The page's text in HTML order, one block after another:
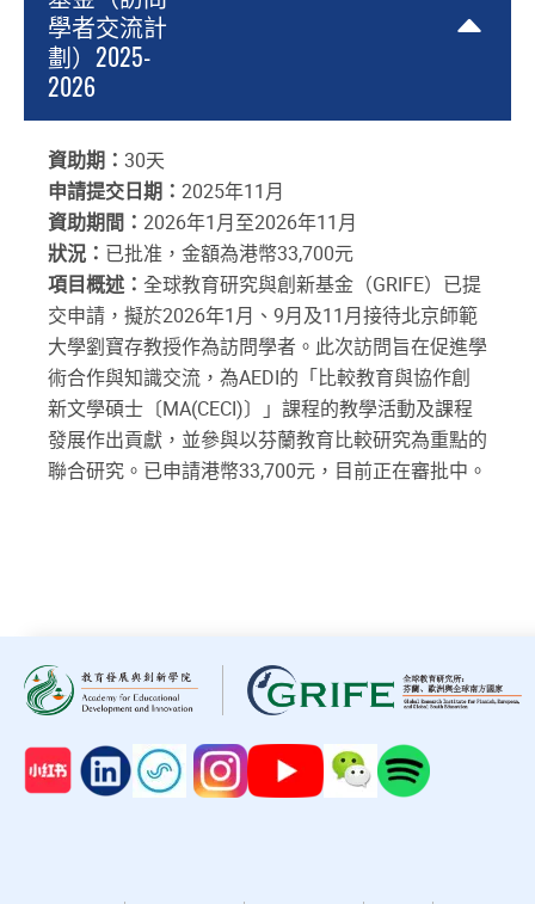
學者交流計
劃）2025-
2026
資助期： 30天
申請提交日期： 2025年11月
資助期間： 2026年1月至2026年11月
狀況： 已批准，金額為港幣33,700元
項目概述： 全球教育研究與創新基金（GRIFE）已提
交申請，擬於2026年1月、9月及11月接待北京師範
大學劉寶存教授作為訪問學者。此次訪問旨在促進學
術合作與知識交流，為AEDI的「比較教育與協作創
新文學碩士〔MA(CECI)〕」課程的教學活動及課程
發展作出貢獻，並參與以芬蘭教育比較研究為重點的
聯合研究。已申請港幣33,700元，目前正在審批中。